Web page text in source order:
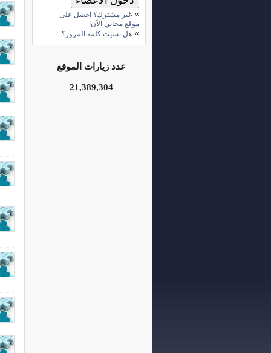
» غير مشترك؟ احصل على
موقع مجاني الآن!
» هل نسيت كلمة المرور؟
عدد زيارات الموقع
21,389,304